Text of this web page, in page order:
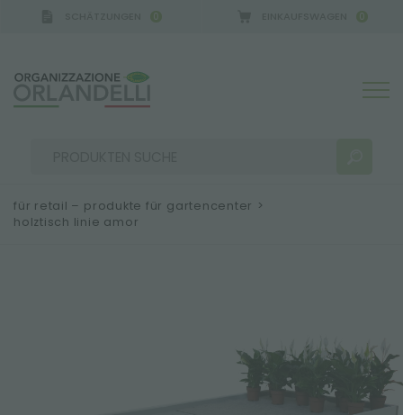
0 0
für retail – produkte für gartencenter >
holztisch linie amor